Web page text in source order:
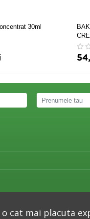
30ml
cat mai placuta